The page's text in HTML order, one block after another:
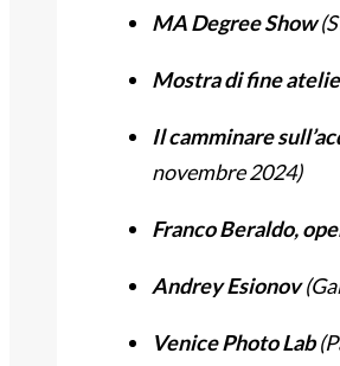
MA Degree Show
Mostra di fine
Il camminare
novembre 2024)
Franco Beraldo,
Andrey Esionov
Venice Photo Lab